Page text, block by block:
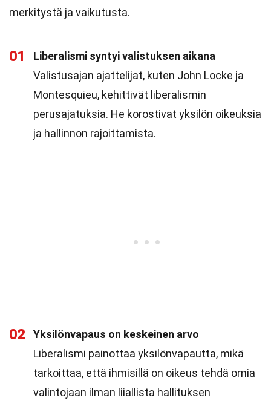
merkitystä ja vaikutusta.
01
Liberalismi syntyi valistuksen aikana
Valistusajan ajattelijat, kuten John Locke ja
Montesquieu, kehittivät liberalismin
perusajatuksia. He korostivat yksilön oikeuksia
ja hallinnon rajoittamista.
02
Yksilönvapaus on keskeinen arvo
Liberalismi painottaa yksilönvapautta, mikä
tarkoittaa, että ihmisillä on oikeus tehdä omia
valintojaan ilman liiallista hallituksen